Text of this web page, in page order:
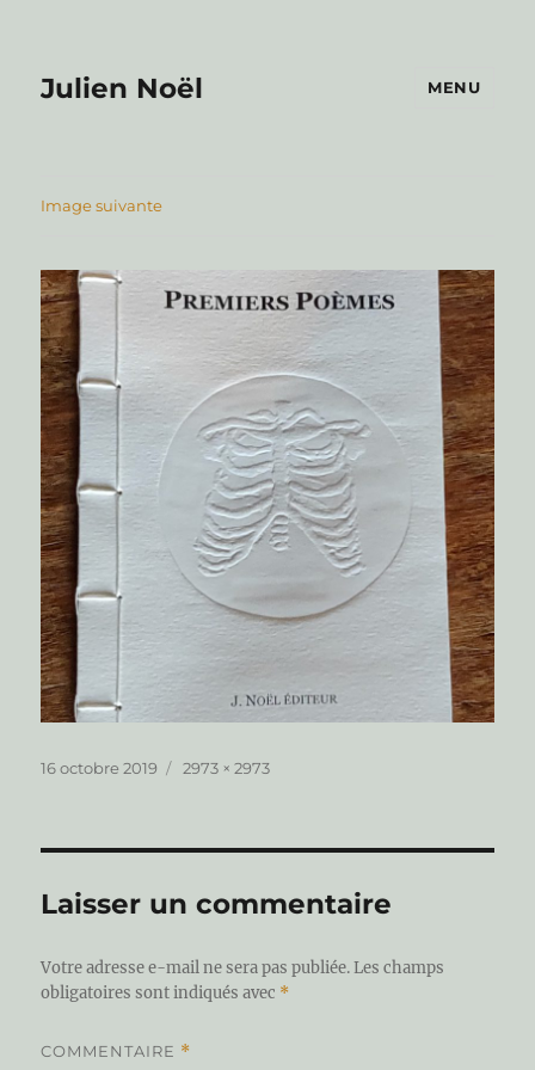
Julien Noël MENU
Image suivante
Publié
16 octobre 2019
Taille
2973 × 2973
Laisser un commentaire
Votre adresse e-mail ne sera pas publiée. Les champs
obligatoires sont indiqués avec *
COMMENTAIRE *